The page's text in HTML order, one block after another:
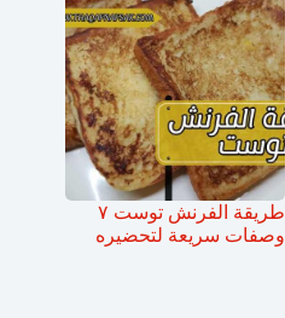
طريقة الفرنش توست ٧
وصفات سريعة لتحضيره